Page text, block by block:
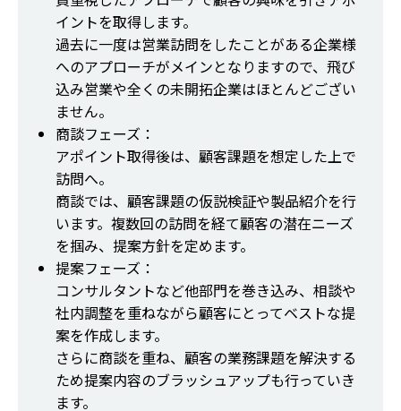
イントを取得します。
過去に一度は営業訪問をしたことがある企業様
へのアプローチがメインとなりますので、飛び
込み営業や全くの未開拓企業はほとんどござい
ません。
商談フェーズ：
アポイント取得後は、顧客課題を想定した上で
訪問へ。
商談では、顧客課題の仮説検証や製品紹介を行
います。複数回の訪問を経て顧客の潜在ニーズ
を掴み、提案方針を定めます。
提案フェーズ：
コンサルタントなど他部門を巻き込み、相談や
社内調整を重ねながら顧客にとってベストな提
案を作成します。
さらに商談を重ね、顧客の業務課題を解決する
ため提案内容のブラッシュアップも行っていき
ます。